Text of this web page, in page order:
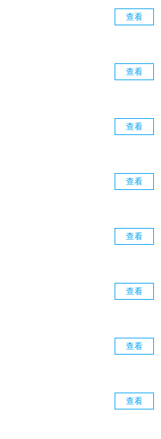
查看
查看
查看
查看
查看
查看
查看
查看